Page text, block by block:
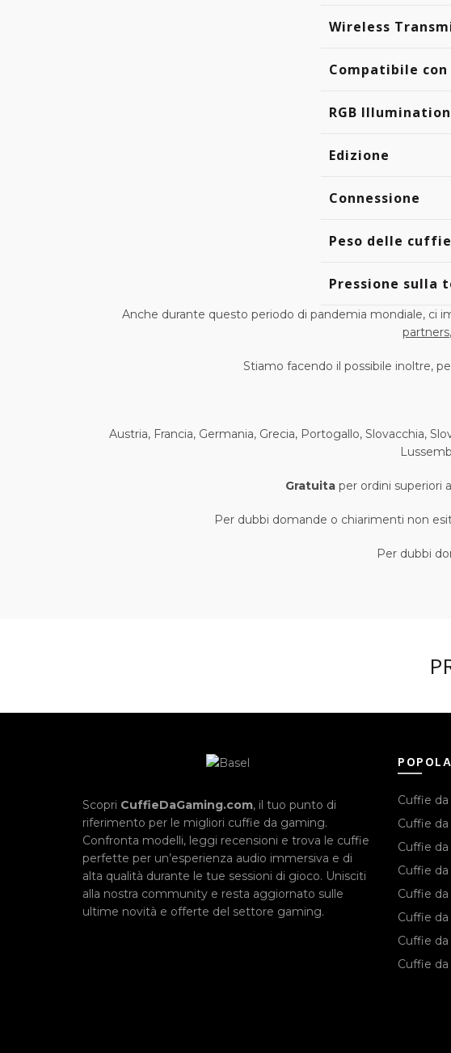
Wireless
Compatibile con
RGB Illumination
Edizione
Connessione
Peso delle cuffie
Pressione sulla
Anche durante questo periodo di pandemia mondiale, ci
partners
Stiamo facendo il possibile inoltre,
Austria, Francia, Germania, Grecia, Portogallo, Slovacchia,
Gratuitaper ordini superiori
Per dubbi domande o chiarimenti non
Per dubbi
Scopri CuffieDaGaming.com, il tuo punto di
riferimento per le migliori cuffie da gaming.
Confronta modelli, leggi recensioni e trova le cuffie
perfette per un’esperienza audio immersiva e di
alta qualità durante le tue sessioni di gioco. Unisciti
alla nostra community e resta aggiornato sulle
ultime novità e offerte del settore gaming.
Cuffie
Cuffie
Cuffie
Cuffie
Cuffie
Cuffie
Cuffie
Cuffie da